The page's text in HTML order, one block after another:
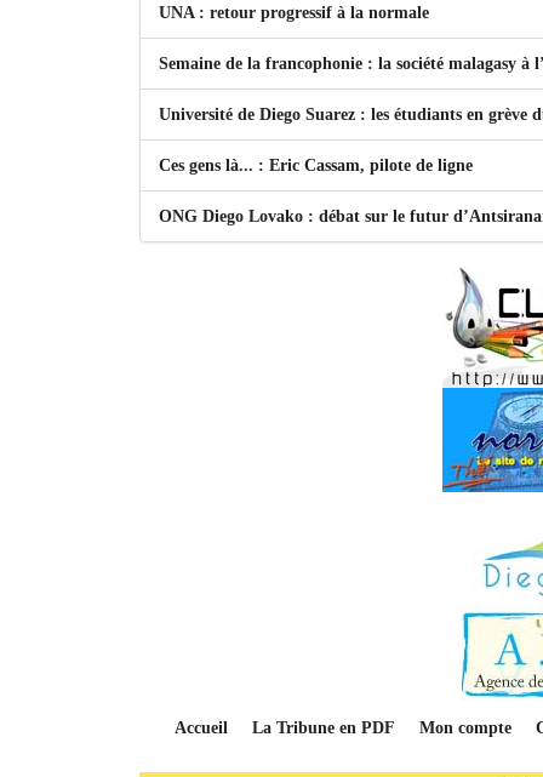
UNA : retour progressif à la normale
Semaine de la francophonie : la société malagasy à
Université de Diego Suarez : les étudiants en grève
Ces gens là... : Eric Cassam, pilote de ligne
ONG Diego Lovako : débat sur le futur
Accueil La Tribune en PDF Mon compte